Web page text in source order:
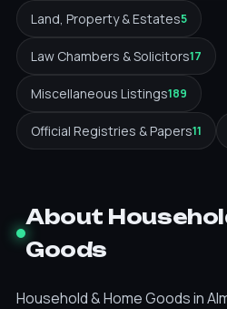
Land, Property & Estates5
Law Chambers & Solicitors17
Miscellaneous Listings189
Official Registries & Papers11
About
Goods
Household & Home Goods in